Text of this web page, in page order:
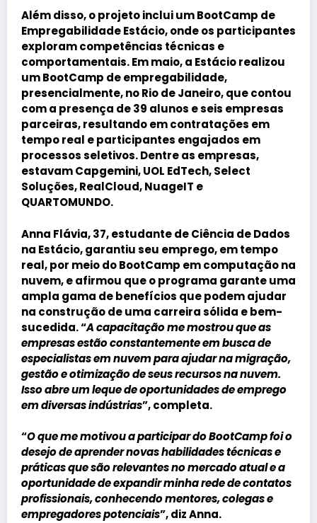
Além disso, o projeto inclui um BootCamp de
Empregabilidade Estácio, onde os participantes
exploram competências técnicas e
comportamentais. Em maio, a Estácio realizou
um BootCamp de empregabilidade,
presencialmente, no Rio de Janeiro, que contou
com a presença de 39 alunos e seis empresas
parceiras, resultando em contratações em
tempo real e participantes engajados em
processos seletivos. Dentre as empresas,
estavam Capgemini, UOL EdTech, Select
Soluções, RealCloud, NuageIT e
QUARTOMUNDO.
Anna Flávia, 37, estudante de Ciência de Dados
na Estácio, garantiu seu emprego, em tempo
real, por meio do BootCamp em computação na
nuvem, e afirmou que o programa garante uma
ampla gama de benefícios que podem ajudar
na construção de uma carreira sólida e bem-
sucedida. “A capacitação me mostrou que as
empresas estão constantemente em busca de
especialistas em nuvem para ajudar na migração,
gestão e otimização de seus recursos na nuvem.
Isso abre um leque de oportunidades de emprego
em diversas indústrias”, completa.
“O que me motivou a participar do BootCamp foi o
desejo de aprender novas habilidades técnicas e
práticas que são relevantes no mercado atual e a
oportunidade de expandir minha rede de contatos
profissionais, conhecendo mentores, colegas e
empregadores potenciais”, dizAnna.